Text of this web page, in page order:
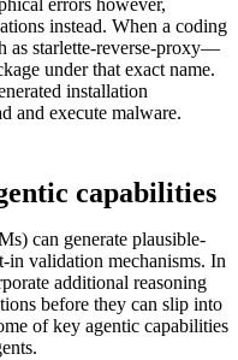
errors however,
instead. When a coding
as starlette-reverse-proxy—
under that exact name.
installation
and execute malware.
capabilities
can generate plausible-
in validation mechanisms. In
additional reasoning
before they can slip into
of key agentic capabilities